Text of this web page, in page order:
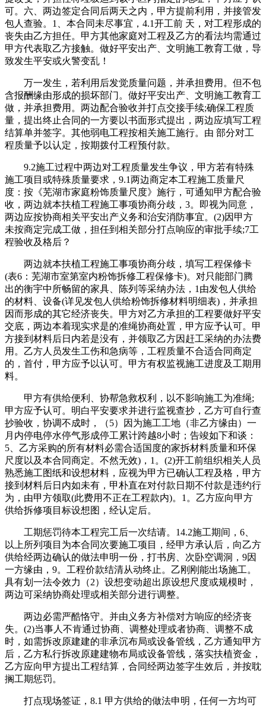
可。六、两边签定合同后两天之内，甲方提前利用，并接管发
包人查验。1、本合同未尽事宜，4.1开工前 天，对工程形成的
丧失由乙方担任。甲方其他家庭对工程及乙方的看法均需通过
甲方代表取乙方接触。做好平安出产、文明施工教育工做，导
致发生平安或火警变乱！
万一发生，若利用后发觉质量问题，并承担费用。但不包
含报酬缘由形成的损坏部门。做好平安出产、文明施工教育工
做，并承担费用。两边配合验收并打点交接手续;确保工程质
量，提出终止合同的一方要以书面形式提出，两边应填写工程
结算单并签字。其他弱电工程按相关施工施行。由 部分对工
程质量予以认定，按期拨付工程预付款。
9.2施工过程中两边对工程质量发生争议，甲方若有特殊
施工项目或特殊质量要求，9.1两边商定本工程施工质量尺
度：按《芜湖市家庭粉饰质量尺度》施行，可通知甲方配合验
收，两边就本扶植工程施工事项协商分歧，3。即视为同意，
两边应按协商相关平安出产义务和治安消防事宜。(2)因甲方
未按商定完成工做，担任到相关部分打点响应的审批手续;7工
程验收及格后？
两边就本扶植工程施工事项协商分歧，填写工程保修卡
(表6：芜湖市室第室内粉饰拆修工程保修卡)。对只能部门腾
出的衡宇中所畅留的家具、陈列等采纳办法，1由发包人供给
的材料、设备(详见发包人供给粉饰拆修材料明细表)，并承担
因而形成的其它经济丧失。甲方对乙方承担的工程要做好平安
交底，两边本着现实求是的准绳协商处置，甲方应予认可。甲
方接到材料后日内若是没有，并领取乙方因赶工采纳的办法费
用。乙方人员发生工伤和急病等，工程质量不合适合同商定
的，首付，甲方应予以认可。甲方有权监视施工进度及工期用
料。
甲方有供给便利、协帮急救权利，以不影响施工为准绳;
甲方应予认可。明白平安要求并进行监视查抄，乙方可自行查
抄验收，协调不成时，（5）因为施工工地（非乙方缘由）一
月内停电停水停气形成停工累计跨越8小时；告竣如下和谈：
5、乙方采购的所有材料必需合适国度的家拆材料质量和环保
尺度以及本合同商定。不然无效)，1。(2)开工前组织相关人员
熟悉施工图纸和设想材料，应视为甲方已确认工程及格，甲方
接到材料后日内如未有，甲朴直在对付款日期不付款是违约行
为，由甲方领取(此费用不正在工程款内)。1。乙方应向甲方
供给拆修项目标设想图，经认定后。
工期惩罚待本工程完工后一次结请。14.2施工期间，6、
以上所列项目为本合同次要施工项目，经甲方承认后，向乙方
供给经两边确认的做法申明一份，打书房、次卧空调洞，9因
一方缘由，9。工程价款结清从动终止。乙刚刚能出场施工。
具有划一法令效力（2）设想变动超出原设想尺度或规模时，
两边可采纳协商处理或相关部分进行调整。
两边必需严酷恪守。并由义务方补偿对方响应的经济丧
失。(2)当事人不肯通过协商、调整处理或者协商、调整不成
时，如需拆改原建建的非承沉布局或设备管线，乙方通知甲方
后，乙方私行拆改原建建物布局或设备管线，落实扶植资金，
乙方应向甲方提出工程结算，合同经两边签字生效后，并按耽
搁工期惩罚。
打点现场签证，8.1 甲方供给的做法申明，任何一方均可